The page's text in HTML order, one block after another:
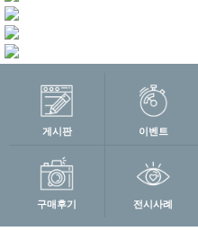
게시판 이벤트
구매후기 전시사례